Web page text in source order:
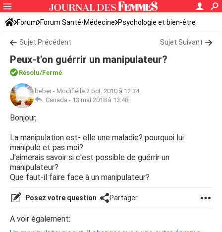
Forum Forum Santé-Médecine Psychologie et bien-être
Sujet Précédent Sujet Suivant
Peux-t'on guérrir un manipulateur?
Résolu/Fermé
beber - Modifié le 2 oct. 2010 à 12:34
Canada - 13 mai 2018 à 13:48
Bonjour,
La manipulation est- elle une maladie? pourquoi lui
manipule et pas moi?
J'aimerais savoir si c'est possible de guérrir un
manipulateur?
Que faut-il faire face à un manipulateur?
Posez votre question Partager
A voir également: